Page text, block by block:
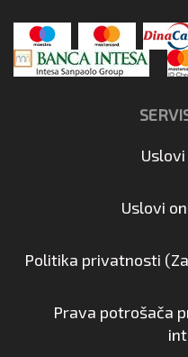
Uslovi
Politika privatnosti
Prava potrošača